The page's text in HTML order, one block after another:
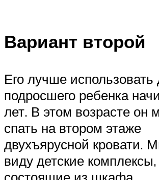
Вариант второй
Его лучше использовать
подросшего ребенка
лет. В этом возрасте он
спать на втором этаже
двухъярусной кровати.
виду детские комплексы,